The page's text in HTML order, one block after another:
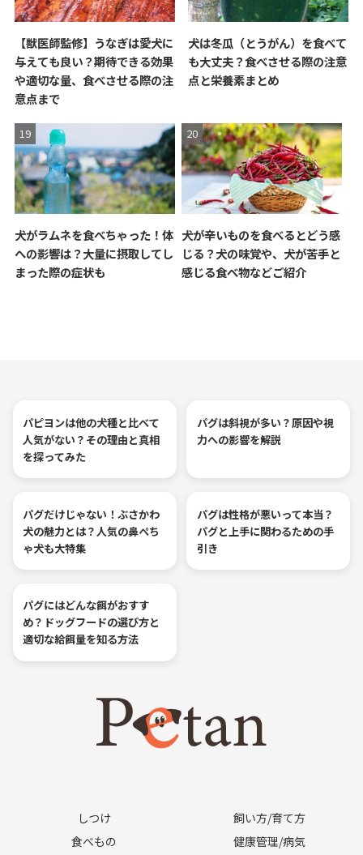
【獣医師監修】うなぎは愛犬に
与えても良い？期待できる効果
や適切な量、食べさせる際の注
意点まで
犬は冬瓜（とうがん）を食べて
も大丈夫？食べさせる際の注意
点と栄養素まとめ
犬がラムネを食べちゃった！体
への影響は？大量に摂取してし
まった際の症状も
犬が辛いものを食べるとどう感
じる？犬の味覚や、犬が苦手と
感じる食べ物などご紹介
パピヨンは他の犬種と比べて
人気がない？その理由と真相
を探ってみた
パグは斜視が多い？原因や視
力への影響を解説
パグだけじゃない！ぶさかわ
犬の魅力とは？人気の鼻ぺち
ゃ犬も大特集
パグは性格が悪いって本当？
パグと上手に関わるための手
引き
パグにはどんな餌がおすす
め？ドッグフードの選び方と
適切な給餌量を知る方法
しつけ
飼い方/育て方
食べもの
健康管理/病気